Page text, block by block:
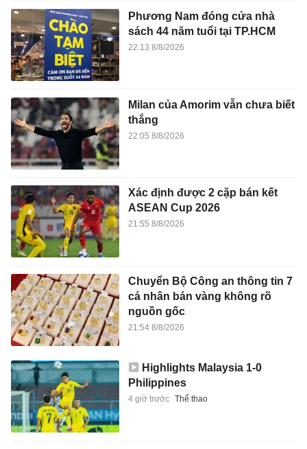
Phương Nam đóng cửa nhà
sách 44 năm tuổi tại TP.HCM
22:13 8/8/2026
Milan của Amorim vẫn chưa biết
thắng
22:05 8/8/2026
Xác định được 2 cặp bán kết
ASEAN Cup 2026
21:55 8/8/2026
Chuyển Bộ Công an thông tin 7
cá nhân bán vàng không rõ
nguồn gốc
21:54 8/8/2026
Highlights Malaysia 1-0
Philippines
4 giờ trước Thể thao